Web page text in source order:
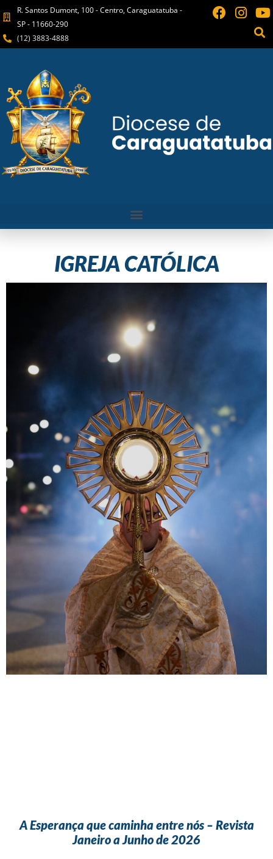
R. Santos Dumont, 100 - Centro, Caraguatatuba -
SP - 11660-290
(12) 3883-4888
IGREJA CATÓLICA
A Esperança que caminha entre nós – Revista
Janeiro a Junho de 2026